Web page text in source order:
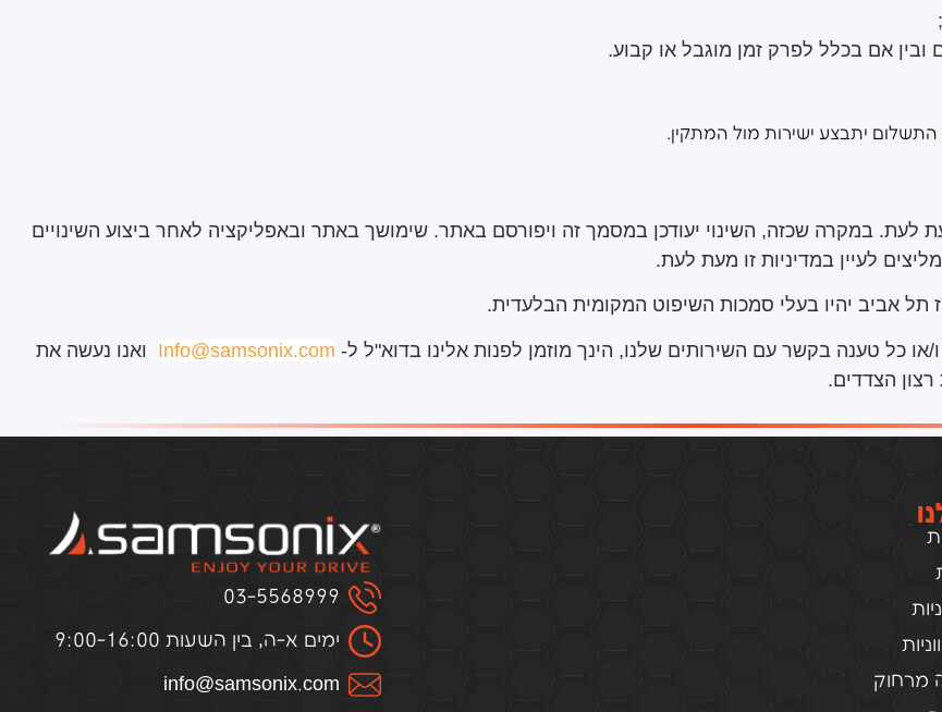
אם בכלל לפרק זמן מוגבל או קבוע.
יתבצע ישירות מול המתקין.
במקרה שכזה, השינוי יעודכן במסמך זה ויפורסם באתר. שימושך באתר ובאפליקציה לאחר ביצוע השינויים
לעיין במדיניות זו מעת לעת.
תל אביב יהיו בעלי סמכות השיפוט המקומית הבלעדית.
או כל טענה בקשר עם השירותים שלנו, הינך מוזמן לפנות אלינו בדוא"ל ל- Info@samsonix.com ואנו נעשה את
הצדדים.
מרחוק
03-5568999
ימים א-ה, בין השעות 9:00-16:00
infо@samsоnix.cоm